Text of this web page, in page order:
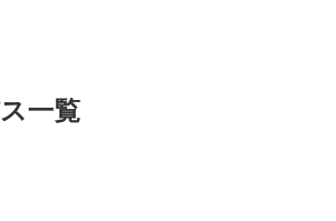
一覧